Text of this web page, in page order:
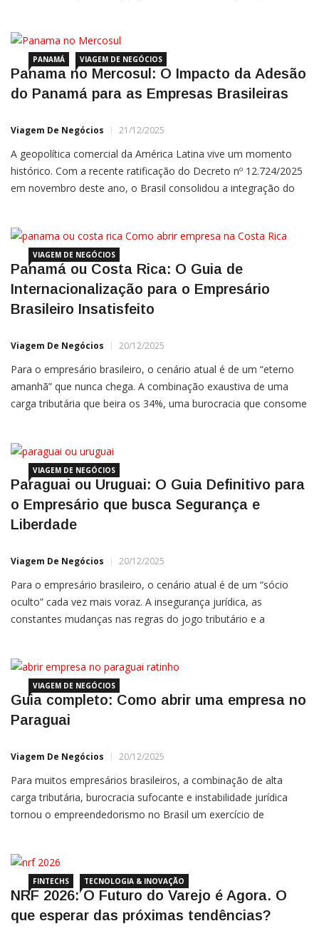
PANAMÁ VIAGEM DE NEGÓCIOS
Panama no Mercosul: O Impacto da Adesão
do Panamá para as Empresas Brasileiras
Viagem De Negócios 21/12/2025
A geopolítica comercial da América Latina vive um momento
histórico. Com a recente ratificação do Decreto nº 12.724/2025
em novembro deste ano, o Brasil consolidou a integração do
2024, marca
VIAGEM DE NEGÓCIOS
Panamá ou Costa Rica: O Guia de
Internacionalização para o Empresário
Brasileiro Insatisfeito
Viagem De Negócios 20/12/2025
Para o empresário brasileiro, o cenário atual é de um “eterno
amanhã” que nunca chega. A combinação exaustiva de uma
carga tributária que beira os 34%, uma burocracia que consome
VIAGEM DE NEGÓCIOS
Paraguai ou Uruguai: O Guia Definitivo para
o Empresário que busca Segurança e
Liberdade
Viagem De Negócios 20/12/2025
Para o empresário brasileiro, o cenário atual é de um “sócio
oculto” cada vez mais voraz. A insegurança jurídica, as
constantes mudanças nas regras do jogo tributário e a
VIAGEM DE NEGÓCIOS
Guia completo: Como abrir uma empresa no
Paraguai
Viagem De Negócios 20/12/2025
Para muitos empresários brasileiros, a combinação de alta
carga tributária, burocracia sufocante e instabilidade jurídica
tornou o empreendedorismo no Brasil um exercício de
FINTECHS TECNOLOGIA & INOVAÇÃO
NRF 2026: O Futuro do Varejo é Agora. O
que esperar das próximas tendências?